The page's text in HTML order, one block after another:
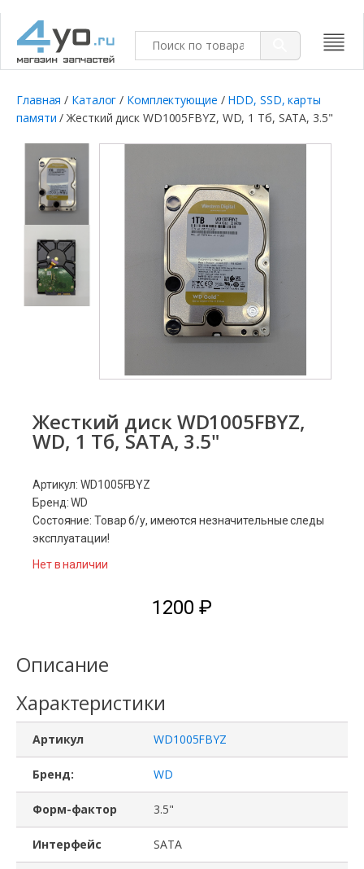
Главная / Каталог / Комплектующие / HDD, SSD, карты
памяти / Жесткий диск WD1005FBYZ, WD, 1 Тб, SATA, 3.5"
Жесткий диск WD1005FBYZ,
WD, 1 Тб, SATA, 3.5"
Артикул: WD1005FBYZ
Бренд: WD
Состояние: Товар б/у, имеются незначительные следы
эксплуатации!
Нет в наличии
1200 ₽
Описание
Характеристики
Артикул WD1005FBYZ
Бренд: WD
Форм-фактор 3.5"
Интерфейс SATA